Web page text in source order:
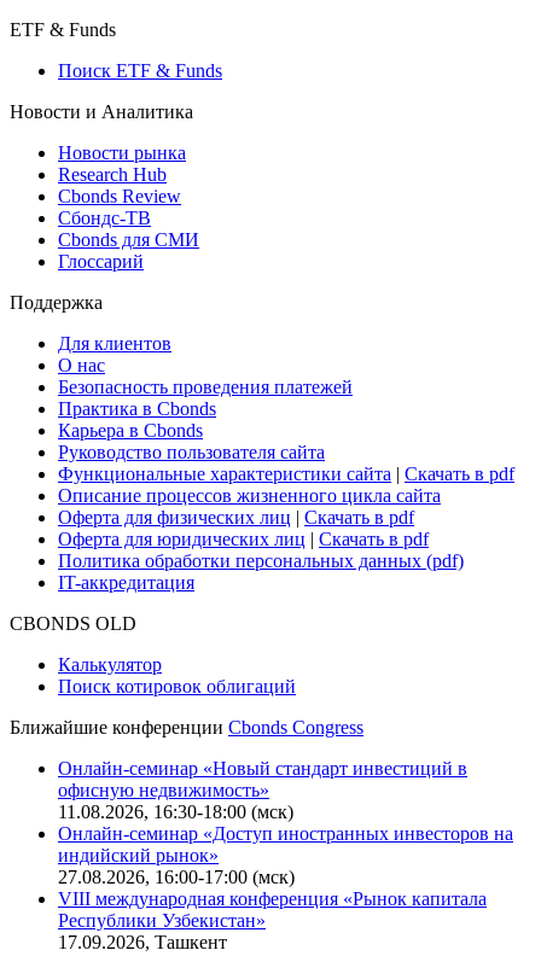
ETF & Funds
Поиск ETF & Funds
Новости и Аналитика
Новости рынка
Research Hub
Cbonds Review
Сбондс-ТВ
Cbonds для СМИ
Глоссарий
Поддержка
Для клиентов
О нас
Безопасность проведения платежей
Практика в Cbonds
Карьера в Cbonds
Руководство пользователя сайта
Функциональные характеристики сайта | Скачать в pdf
Описание процессов жизненного цикла сайта
Оферта для физических лиц | Скачать в pdf
Оферта для юридических лиц | Скачать в pdf
Политика обработки персональных данных (pdf)
IT-аккредитация
CBONDS OLD
Калькулятор
Поиск котировок облигаций
Ближайшие конференции Cbonds Congress
Онлайн-семинар «Новый стандарт инвестиций в
офисную недвижимость»
11.08.2026, 16:30-18:00 (мск)
Онлайн-семинар «Доступ иностранных инвесторов на
индийский рынок»
27.08.2026, 16:00-17:00 (мск)
VIII международная конференция «Рынок капитала
Республики Узбекистан»
17.09.2026, Ташкент